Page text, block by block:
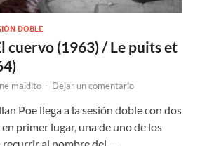
DOBLE
cuervo (1963) / Le puits et
maldito - Dejar un comentario
Poe llega a la sesión doble con dos
primer lugar, una de uno de los